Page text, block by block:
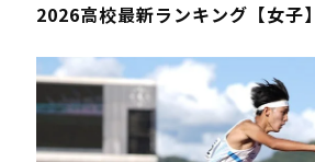
2026高校最新ランキング【女子】